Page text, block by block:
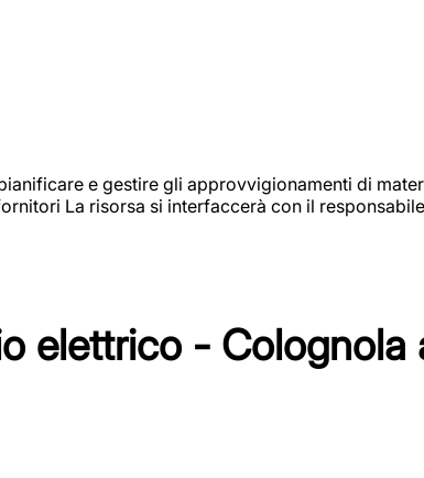
e gestire gli approvvigionamenti di
La risorsa si interfaccerà con il
elettrico - Colognola